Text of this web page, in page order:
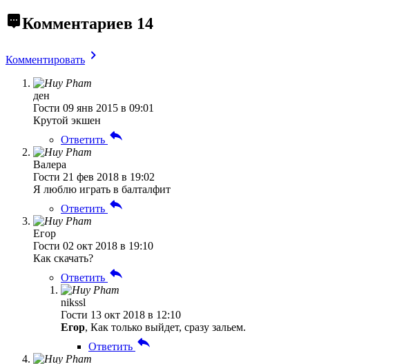
Комментариев 14
Комментировать
ден
Гости 09 янв 2015 в 09:01
Крутой экшен
Ответить
Валера
Гости 21 фев 2018 в 19:02
Я люблю играть в балталфит
Ответить
Егор
Гости 02 окт 2018 в 19:10
Как скачать?
Ответить
nikssl
Гости 13 окт 2018 в 12:10
Егор, Как только выйдет, сразу зальем.
Ответить